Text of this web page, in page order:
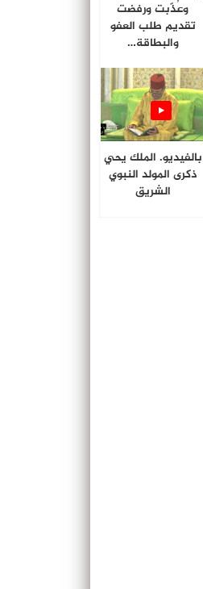
وعُذّبت ورفضت
تقديم طلب العفو
والبطاقة…
بالفيديو. الملك يحي
ذكرى المولد النبوي
الشريق